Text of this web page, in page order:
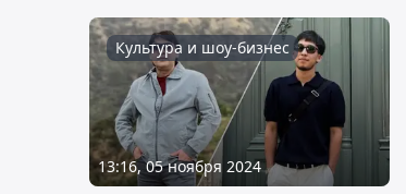
Культура и шоу-бизнес
13:16, 05 ноября 2024